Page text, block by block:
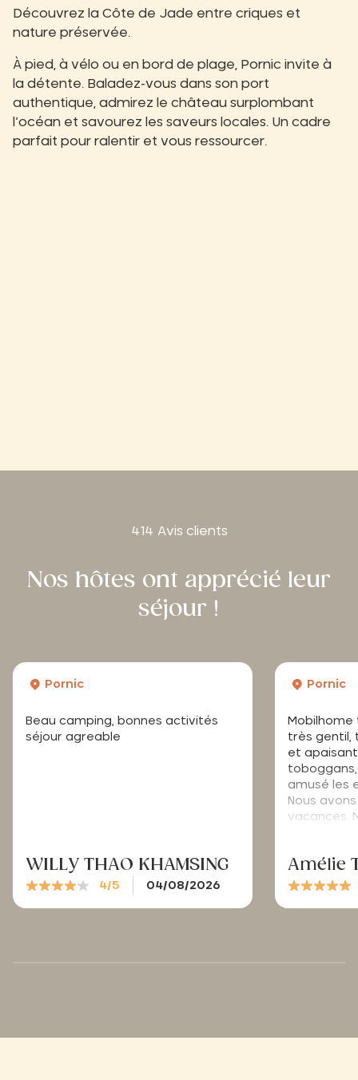
Découvrez la Côte de Jade entre criques et
nature préservée.
À pied, à vélo ou en bord de plage, Pornic invite à
la détente. Baladez-vous dans son port
authentique, admirez le château surplombant
l’océan et savourez les saveurs locales. Un cadre
parfait pour ralentir et vous ressourcer.
414 Avis clients
Nos hôtes ont apprécié leur
séjour !
Pornic
Beau camping, bonnes activités
séjour agreable
WILLY THAO KHAMSING
4/5 04/08/2026
Pornic
très gentil,
et
amusé les
Nous
vacances.
Amélie